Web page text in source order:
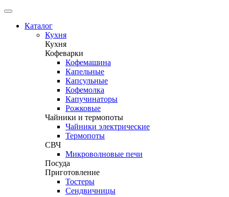
Каталог
Кухня
Кухня
Кофеварки
Кофемашина
Капельные
Капсульные
Кофемолка
Капучинаторы
Рожковые
Чайники и термопоты
Чайники электрические
Термопоты
СВЧ
Микроволновые печи
Посуда
Приготовление
Тостеры
Сендвичницы